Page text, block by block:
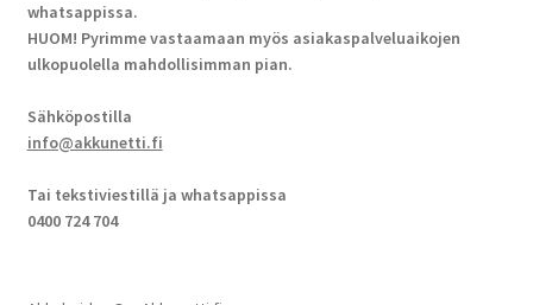
whatsappissa.
HUOM! Pyrimme vastaamaan myös asiakaspalveluaikojen
ulkopuolella mahdollisimman pian.
Sähköpostilla
info@akkunetti.fi
Tai tekstiviestillä ja whatsappissa
0400 724 704